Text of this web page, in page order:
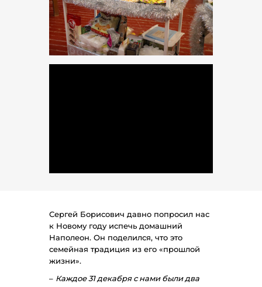
– Каждое 31 декабря с нами были два
Сергей Борисович давно попросил нас
к Новому году испечь домашний
Наполеон. Он поделился, что это
семейная традиция из его «прошлой
жизни».